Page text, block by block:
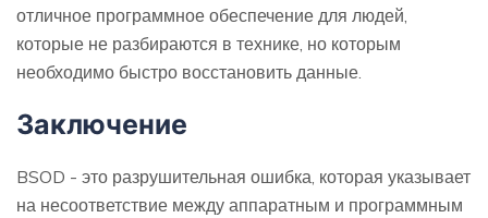
отличное программное обеспечение для людей,
которые не разбираются в технике, но которым
необходимо быстро восстановить данные.
Заключение
BSOD - это разрушительная ошибка, которая указывает
на несоответствие между аппаратным и программным